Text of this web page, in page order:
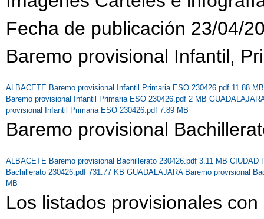
Fecha de publicación 23/04/
Baremo provisional Infantil,
ALBACETE Baremo provisional Infantil Primaria ESO 230426.pdf 11.88
Baremo provisional Infantil Primaria ESO 230426.pdf 2 MB
provisional Infantil Primaria ESO 230426.pdf 7.89 MB
Baremo provisional
ALBACETE Baremo provisional Bachillerato 230426.pdf 3.11 MB CIUDAD
Bachillerato 230426.pdf 731.77 KB GUADALAJARA Baremo provisional
MB
Los listados provisionales